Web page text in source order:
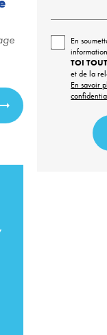
En
TOI TOUT
et de la
En savoir